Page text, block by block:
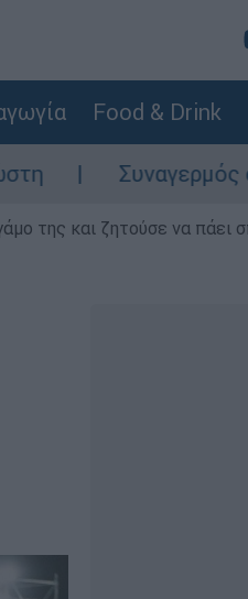
Food & Drink
Συναγερμός στην
της και ζητούσε να πάει